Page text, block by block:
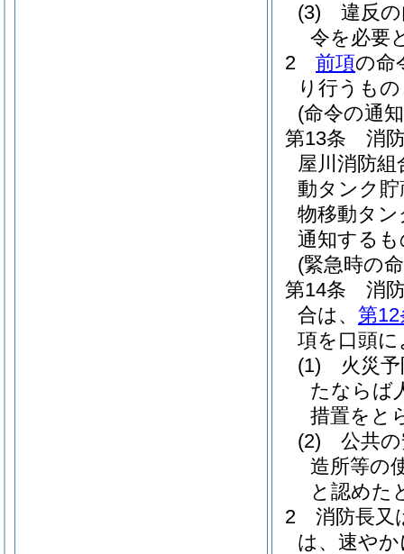
(3)
違反
令を必要
2
前項の命
り行うも
(命令の通
第13条
消
屋川消防
動タンク
物移動タ
通知する
(緊急時の
第14条
消
合は、 第
項を口頭
(1)
火災
たならば
措置をと
(2)
公共
造所等の
と認めた
2
消防長又
は、速や